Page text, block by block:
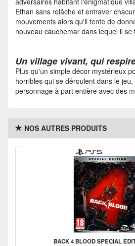
Ethan sans relâche et entraver
mouvements alors qu'il tente de
nouveau cauchemar dans lequel il se
Un village vivant, qui
Plus qu'un simple décor mystérieux
horribles qui se déroulent dans le
personnage à part entière avec des
NOS AUTRES PRODUITS
BACK 4 BLOOD SPECIAL